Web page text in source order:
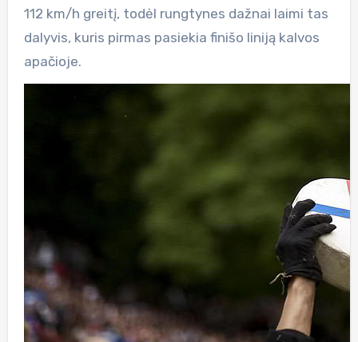
112 km/h greitį, todėl rungtynes dažnai laimi tas
dalyvis, kuris pirmas pasiekia finišo liniją kalvos
apačioje.